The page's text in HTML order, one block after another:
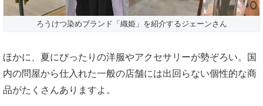
ろうけつ染めブランド「織姫」を紹介するジェーンさん
ほかに、夏にぴったりの洋服やアクセサリーが勢ぞろい。国
内の問屋から仕入れた一般の店舗には出回らない個性的な商
品がたくさんありますよ。